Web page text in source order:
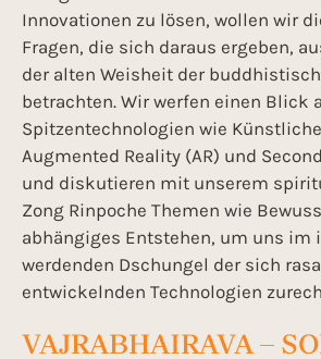
Innovationen zu lösen, wollen wir
Fragen, die sich daraus ergeben,
der alten Weisheit der
betrachten. Wir werfen einen Blick
Spitzentechnologien wie
Augmented Reality (AR) und
und diskutieren mit unserem
Zong Rinpoche Themen wie
abhängiges Entstehen, um uns im
werdenden Dschungel der sich
entwickelnden Technologien
VAJRABHAIRAVA –